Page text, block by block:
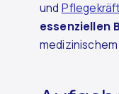
und
essenziellen